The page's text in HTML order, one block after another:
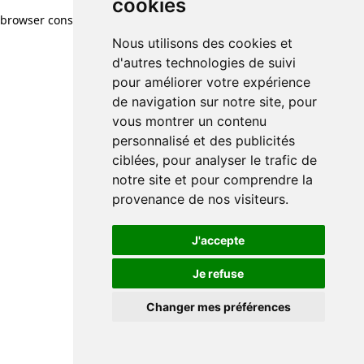
cookies
Nous utilisons des cookies et
d'autres technologies de suivi
pour améliorer votre expérience
de navigation sur notre site, pour
vous montrer un contenu
personnalisé et des publicités
ciblées, pour analyser le trafic de
notre site et pour comprendre la
provenance de nos visiteurs.
J'accepte
Je refuse
Changer mes préférences
browser console for more information)